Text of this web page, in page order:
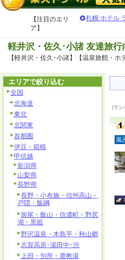
【注目のエリ
ア】
札幌 ホテル
軽井沢・佐久･小諸 友達旅
【軽井沢・佐久･小諸】【温泉旅館・
[ラン
風
エリアで絞り込む
全国
北海道
東北
北関東
首都圏
伊豆・箱根
甲信越
新潟県
山梨県
長野県
長野・小布施・信州高山・
戸隠・飯綱
斑尾・飯山・信濃町・野尻
湖・黒姫
野沢温泉・木島平・秋山郷
志賀高原･湯田中･渋
上田・別所・鹿教湯